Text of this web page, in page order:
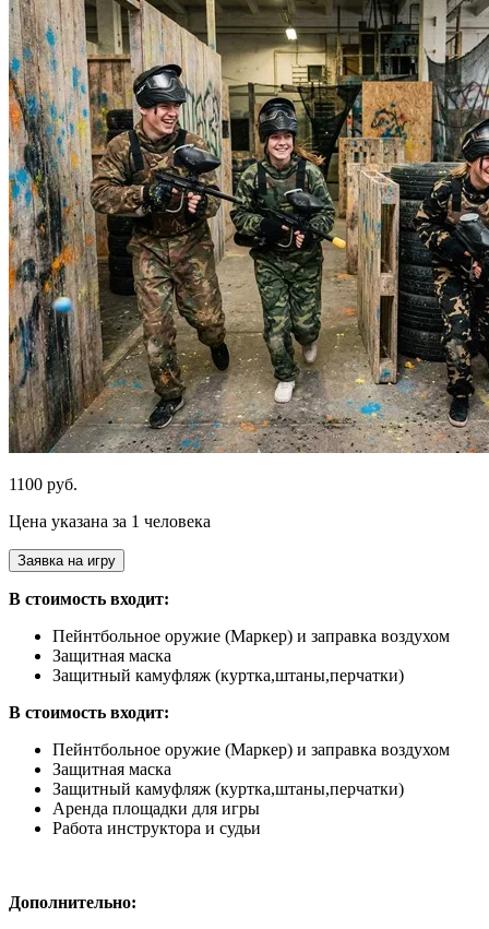
1100 руб.
Цена указана за 1 человека
Заявка на игру
В стоимость входит:
Пейнтбольное оружие (Маркер) и заправка воздухом
Защитная маска
Защитный камуфляж (куртка,штаны,перчатки)
В стоимость входит:
Пейнтбольное оружие (Маркер) и заправка воздухом
Защитная маска
Защитный камуфляж (куртка,штаны,перчатки)
Аренда площадки для игры
Работа инструктора и судьи
Дополнительно: